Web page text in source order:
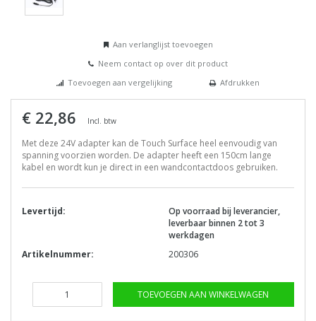
Aan verlanglijst toevoegen
Neem contact op over dit product
Toevoegen aan vergelijking
Afdrukken
€ 22,86 Incl. btw
Met deze 24V adapter kan de Touch Surface heel eenvoudig van
spanning voorzien worden. De adapter heeft een 150cm lange
kabel en wordt kun je direct in een wandcontactdoos gebruiken.
Levertijd:
Op voorraad bij leverancier,
leverbaar binnen 2 tot 3
werkdagen
Artikelnummer:
200306
TOEVOEGEN AAN WINKELWAGEN